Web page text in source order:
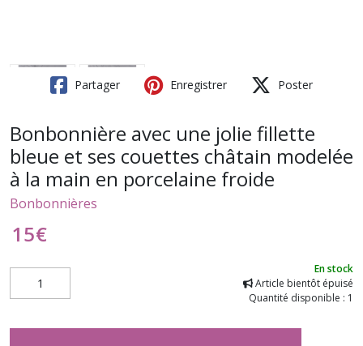
Partager Enregistrer Poster
Bonbonnière avec une jolie fillette
bleue et ses couettes châtain modelée
à la main en porcelaine froide
Bonbonnières
15€
En stock
Article bientôt épuisé
Quantité disponible : 1